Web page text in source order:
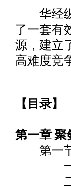
华经纵
了一套有
源，建立
高难度竞
【目录】
第一章 聚
第一节
一、
二、